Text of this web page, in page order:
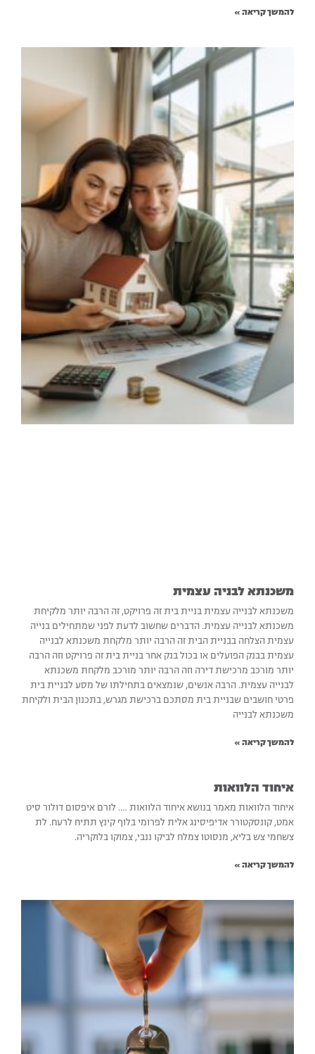
להמשך קריאה »
משכנתא לבניה עצמית
משכנתא לבנייה עצמית בניית בית זה פרויקט, זה הרבה יותר מלקיחת
משכנתא לבנייה עצמית. הדברים שחשוב לדעת לפני שמתחילים בנייה
עצמית הצלחה בבניית הבית זה הרבה יותר מלקחת משכנתא לבנייה
עצמית בבנק הפועלים או בכול בנק אחר בניית בית זה פרויקט וזה הרבה
יותר מורכב מרכישת דירה וזה הרבה יותר מורכב מלקחת משכנתא
לבנייה עצמית. הרבה אנשים, שנמצאים בתחילתו של מסע לבניית בית
פרטי חושבים שבניית בית מסתכם ברכישת מגרש, בתכנון הבית ולקיחת
משכנתא לבנייה
להמשך קריאה »
איחוד הלוואות
איחוד הלוואות מאמר בנושא איחוד הלוואות …. לורם איפסום דולור סיט
אמט, קונסקטורר אדיפיסינג אלית לפרומי בלוף קינץ תתיח לרעח. לת
צשחמי צש בליא, מנסוטו צמלח לביקו ננבי, צמוקו בלוקריה.
להמשך קריאה »